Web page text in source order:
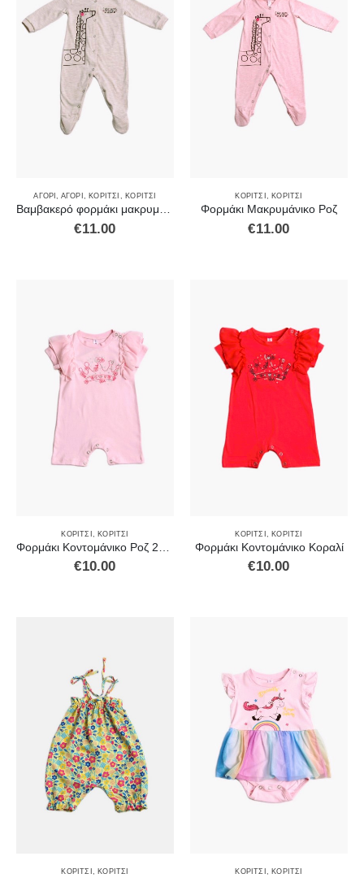
ΑΓΌΡΙ, ΑΓΌΡΙ , ΚΟΡΊΤΣΙ , ΚΟΡΊΤΣΙ
Βαμβακερό φορμάκι μακρυμάνικο μπεζ
€11.00
ΚΟΡΊΤΣΙ , ΚΟΡΊΤΣΙ
Φορμάκι Μακρυμάνικο Ροζ
€11.00
ΚΟΡΊΤΣΙ ΚΟΡΊΤΣΙ
€10.00
ΚΟΡΊΤΣΙ ΚΟΡΊΤΣΙ
Φορμάκι Κοντομάνικο Κοραλί
€10.00
ΚΟΡΊΤΣΙ , ΚΟΡΊΤΣΙ ΚΟΡΊΤΣΙ , ΚΟΡΊΤΣΙ